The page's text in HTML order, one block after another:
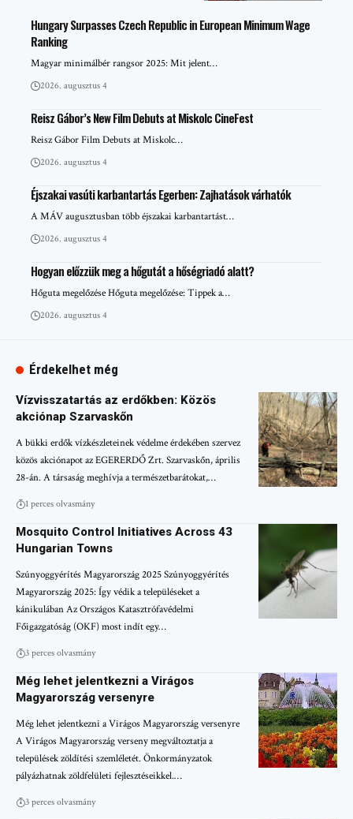
Hungary Surpasses Czech Republic in European Minimum Wage
Ranking
Magyar minimálbér rangsor 2025: Mit jelent…
2026. augusztus 4
Reisz Gábor’s New Film Debuts at Miskolc CineFest
Reisz Gábor Film Debuts at Miskolc…
2026. augusztus 4
Éjszakai vasúti karbantartás Egerben: Zajhatások várhatók
A MÁV augusztusban több éjszakai karbantartást…
2026. augusztus 4
Hogyan előzzük meg a hőgutát a hőségriadó alatt?
Hőguta megelőzése Hőguta megelőzése: Tippek a…
2026. augusztus 4
Érdekelhet még
Vízvisszatartás az erdőkben: Közös
akciónap Szarvaskőn
A bükki erdők vízkészleteinek védelme érdekében szervez
közös akciónapot az EGERERDŐ Zrt. Szarvaskőn, április
28-án. A társaság meghívja a természetbarátokat,…
1 perces olvasmány
Mosquito Control Initiatives Across 43
Hungarian Towns
Szúnyoggyérítés Magyarország 2025 Szúnyoggyérítés
Magyarország 2025: Így védik a településeket a
kánikulában Az Országos Katasztrófavédelmi
Főigazgatóság (OKF) most indít egy…
3 perces olvasmány
Még lehet jelentkezni a Virágos
Magyarország versenyre
Még lehet jelentkezni a Virágos Magyarország versenyre
A Virágos Magyarország verseny megváltoztatja a
települések zöldítési szemléletét. Önkormányzatok
pályázhatnak zöldfelületi fejlesztéseikkel.…
3 perces olvasmány